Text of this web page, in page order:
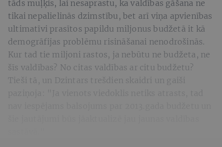
tāds muļķis, lai nesaprastu, ka valdības gāšana ne
tikai nepalielinās dzimstību, bet arī viņa apvienības
ultimatīvi prasītos papildu miljonus budžetā it kā
demogrāfijas problēmu risināšanai nenodrošinās.
Kur tad tie miljoni rastos, ja nebūtu ne budžeta, ne
šīs valdības? No citas valdības ar citu budžetu?
Tieši tā, un Dzintars trešdien skaidri un gaiši